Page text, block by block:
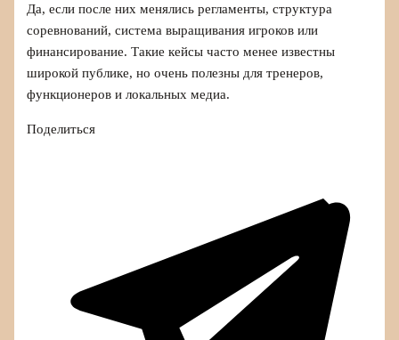
Да, если после них менялись регламенты, структура
соревнований, система выращивания игроков или
финансирование. Такие кейсы часто менее известны
широкой публике, но очень полезны для тренеров,
функционеров и локальных медиа.
Поделиться